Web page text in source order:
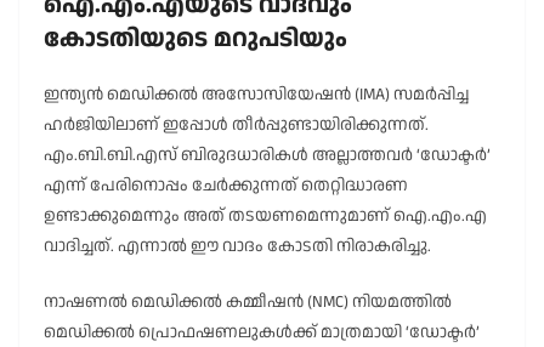
കോടതിയുടെ മറുപടിയും
ഇന്ത്യൻ മെഡിക്കൽ അസോസിയേഷൻ (IMA) സമർപ്പിച്ച
ഹർജിയിലാണ് ഇപ്പോൾ തീർപ്പുണ്ടായിരിക്കുന്നത്.
എം.ബി.ബി.എസ് ബിരുദധാരികൾ അല്ലാത്തവർ ‘ഡോക്ടർ’
എന്ന് പേരിനൊപ്പം ചേർക്കുന്നത് തെറ്റിദ്ധാരണ
ഉണ്ടാക്കുമെന്നും അത് തടയണമെന്നുമാണ് ഐ.എം.എ
വാദിച്ചത്. എന്നാൽ ഈ വാദം കോടതി നിരാകരിച്ചു.
നാഷണൽ മെഡിക്കൽ കമ്മീഷൻ (NMC) നിയമത്തിൽ
മെഡിക്കൽ പ്രൊഫഷണലുകൾക്ക് മാത്രമായി ‘ഡോക്ടർ’